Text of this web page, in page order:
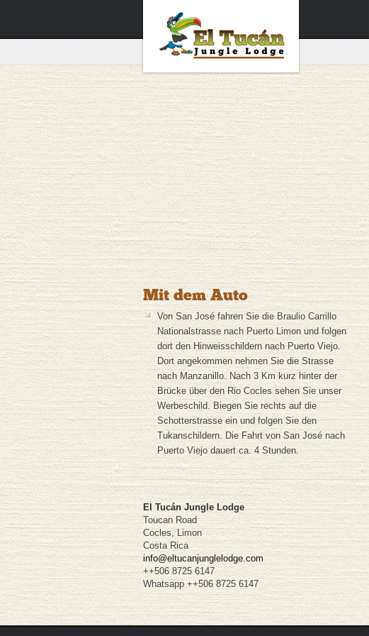
Mit dem Auto
Von San José fahren Sie die Braulio Carrillo
Nationalstrasse nach Puerto Limon und folgen
dort den Hinweisschildern nach Puerto Viejo.
Dort angekommen nehmen Sie die Strasse
nach Manzanillo. Nach 3 Km kurz hinter der
Brücke über den Rio Cocles sehen Sie unser
Werbeschild. Biegen Sie rechts auf die
Schotterstrasse ein und folgen Sie den
Tukanschildern. Die Fahrt von San José nach
Puerto Viejo dauert ca. 4 Stunden.
El Tucán Jungle Lodge
Toucan Road
Cocles, Limon
Costa Rica
info@eltucanjunglelodge.com
++506 8725 6147
Whatsapp ++506 8725 6147